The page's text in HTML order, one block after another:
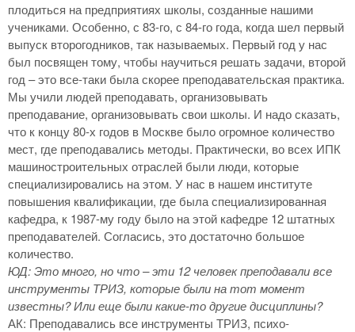
плодиться на предприятиях школы, созданные нашими
учениками. Особенно, с 83-го, с 84-го года, когда шел первый
выпуск второгодников, так называемых. Первый год у нас
был посвящен тому, чтобы научиться решать задачи, второй
год – это все-таки была скорее преподавательская практика.
Мы учили людей преподавать, организовывать
преподавание, организовывать свои школы. И надо сказать,
что к концу 80-х годов в Москве было огромное количество
мест, где преподавались методы. Практически, во всех ИПК
машиностроительных отраслей были люди, которые
специализировались на этом. У нас в нашем институте
повышения квалификации, где была специализированная
кафедра, к 1987-му году было на этой кафедре 12 штатных
преподавателей. Согласись, это достаточно большое
количество.
ЮД: Это много, но что – эти 12 человек преподавали все
инструменты ТРИЗ, которые были на тот момент
известны? Или еще были какие-то другие дисциплины?
АК: Преподавались все инструменты ТРИЗ, психо-